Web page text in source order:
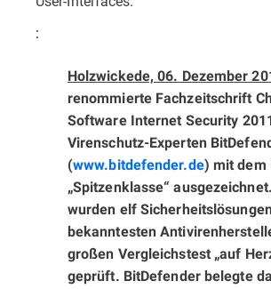
:
Holzwickede, 06. Dezember
renommierte Fachzeitschrift
Software Internet Security
Virenschutz-Experten
(www.bitdefender.de) mit dem
„Spitzenklasse“
wurden elf
bekanntesten
großen Vergleichstest „auf
geprüft. BitDefender belegte